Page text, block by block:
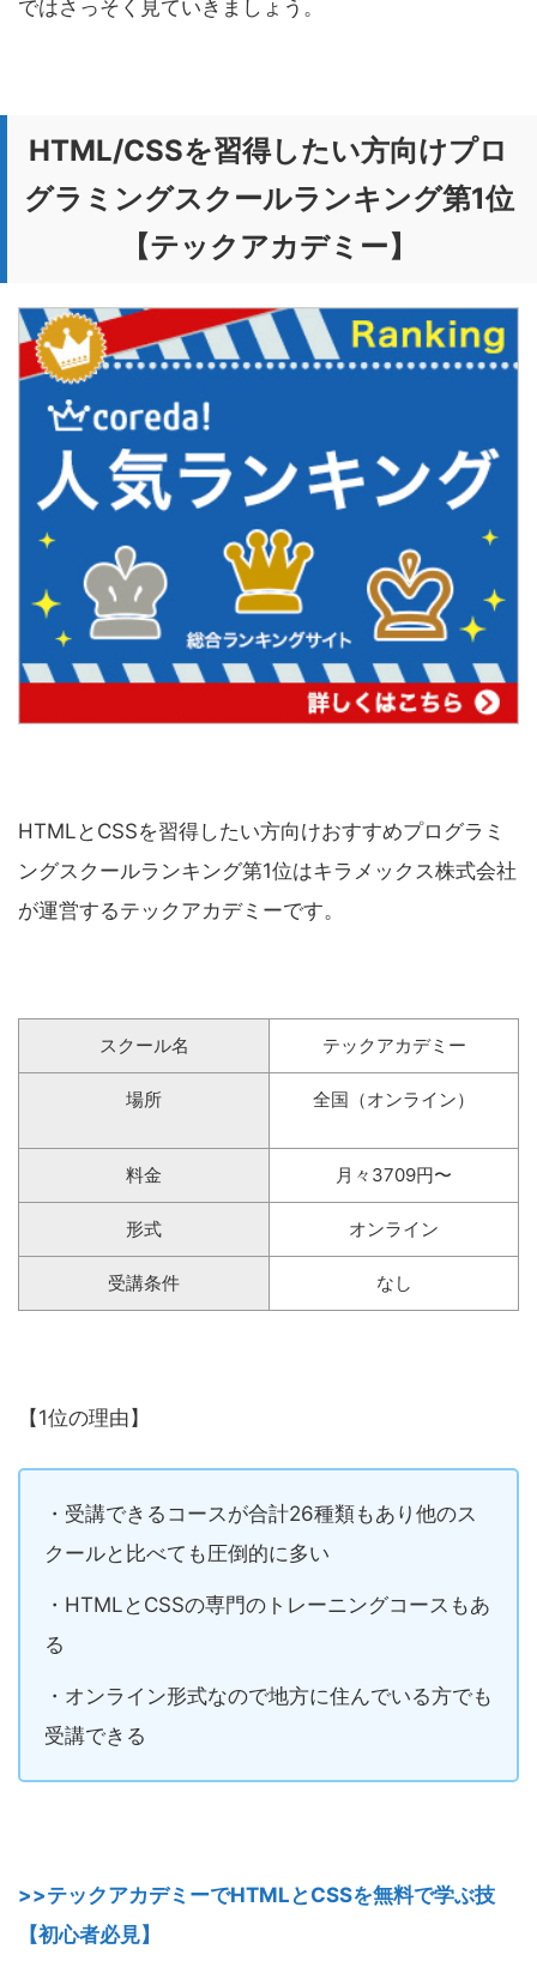
ではさっそく見ていきましょう。
HTML/CSSを習得したい方向けプロ
グラミングスクールランキング第1位
【テックアカデミー】
HTMLとCSSを習得したい方向けおすすめプログラミ
ングスクールランキング第1位はキラメックス株式会社
が運営するテックアカデミーです。
スクール名 テックアカデミー
場所 全国（オンライン）
料金 月々3709円〜
形式 オンライン
受講条件 なし
【1位の理由】
・受講できるコースが合計26種類もあり他のス
クールと比べても圧倒的に多い
・HTMLとCSSの専門のトレーニングコースもあ
る
・オンライン形式なので地方に住んでいる方でも
受講できる
>>テックアカデミーでHTMLとCSSを無料で学ぶ技
【初心者必見】